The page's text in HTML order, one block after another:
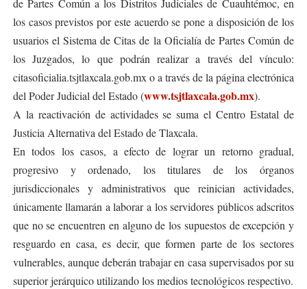
de Partes Común a los Distritos Judiciales de Cuauhtémoc, en
los casos previstos por este acuerdo se pone a disposición de los
usuarios el Sistema de Citas de la Oficialía de Partes Común de
los Juzgados, lo que podrán realizar a través del vínculo:
citasoficialia.tsjtlaxcala.gob.mx o a través de la página electrónica
del Poder Judicial del Estado (www.tsjtlaxcala.gob.mx).
A la reactivación de actividades se suma el Centro Estatal de
Justicia Alternativa del Estado de Tlaxcala.
En todos los casos, a efecto de lograr un retorno gradual,
progresivo y ordenado, los titulares de los órganos
jurisdiccionales y administrativos que reinician actividades,
únicamente llamarán a laborar a los servidores públicos adscritos
que no se encuentren en alguno de los supuestos de excepción y
resguardo en casa, es decir, que formen parte de los sectores
vulnerables, aunque deberán trabajar en casa supervisados por su
superior jerárquico utilizando los medios tecnológicos respectivo.